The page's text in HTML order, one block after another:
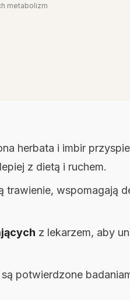
metabolizm
herbata i imbir
z dietą i ruchem.
trawienie, wspomagają
z lekarzem, aby
są potwierdzone